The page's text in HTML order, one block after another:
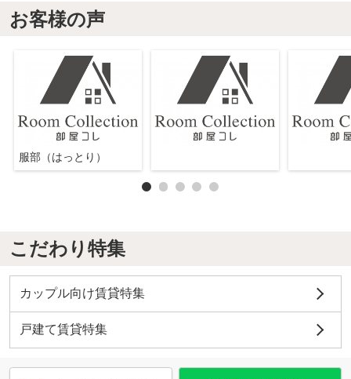
お客様の声
服部（はっとり）
こだわり特集
カップル向け賃貸特集
戸建て賃貸特集